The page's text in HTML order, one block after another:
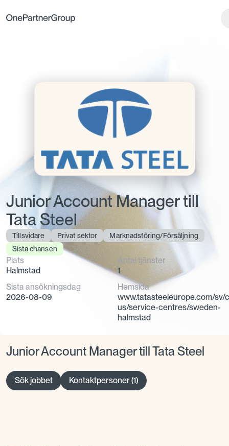
Junior Account Manager till
Tata Steel
Tillsvidare Privat sektor
Marknadsföring/Försäljning
Sista chansen
Plats
Halmstad
Antal tjänster
1
Sista ansökningsdag
2026-08-09
Hemsida
www.tatasteeleurope.com/sv/
us/service-centres/sweden-
halmstad
Junior Account Manager till Tata Steel
Sök jobbet Kontaktpersoner (1)